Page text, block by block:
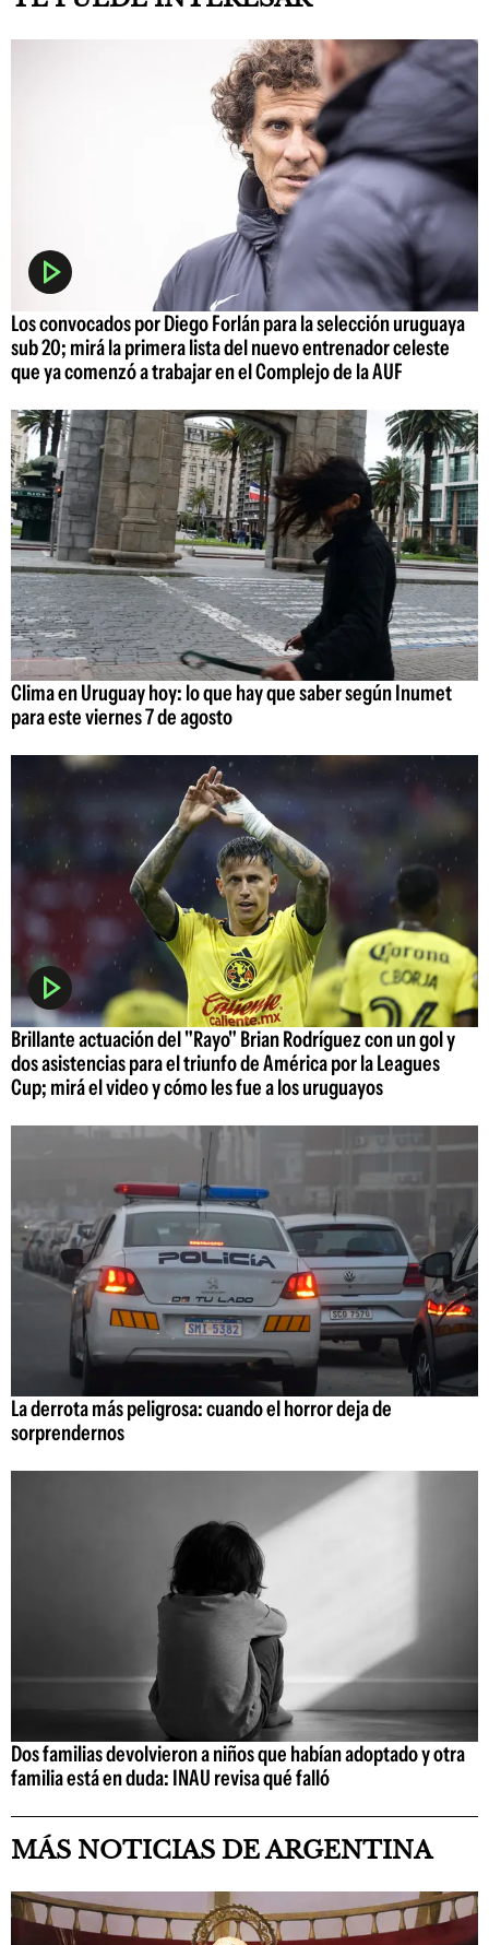
Los convocados por Diego Forlán para la selección uruguaya
sub 20; mirá la primera lista del nuevo entrenador celeste
que ya comenzó a trabajar en el Complejo de la AUF
Clima en Uruguay hoy: lo que hay que saber según Inumet
para este viernes 7 de agosto
Brillante actuación del "Rayo" Brian Rodríguez con un gol y
dos asistencias para el triunfo de América por la Leagues
Cup; mirá el video y cómo les fue a los uruguayos
La derrota más peligrosa: cuando el horror deja de
sorprendernos
Dos familias devolvieron a niños que habían adoptado y otra
familia está en duda: INAU revisa qué falló
MÁS NOTICIAS DE ARGENTINA